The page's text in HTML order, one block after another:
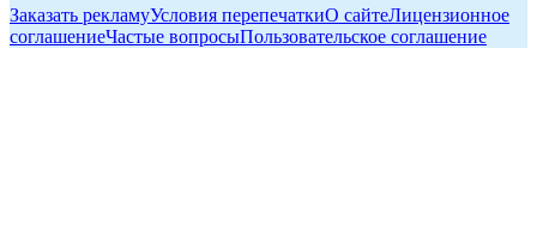
Заказать рекламуУсловия перепечаткиО сайтеЛицензионное
соглашениеЧастые вопросыПользовательское соглашение